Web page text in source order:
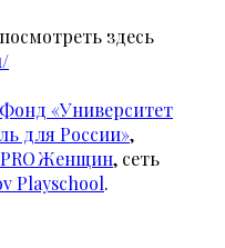
здесь
Фонд «Университет
для России»,
PRO Женщин, сеть
Playschool.